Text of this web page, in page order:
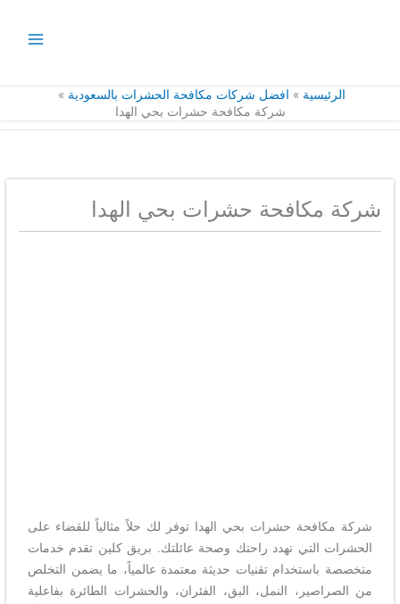
الرئيسية
افضل شركات مكافحة الحشرات بالسعودية
شركة مكافحة حشرات بحي الهدا
شركة مكافحة حشرات بحي الهدا
شركة مكافحة حشرات بحي الهدا توفر لك حلاً مثالياً للقضاء على
الحشرات التي تهدد راحتك وصحة عائلتك. بريق كلين تقدم خدمات
متخصصة باستخدام تقنيات حديثة معتمدة عالمياً، ما يضمن التخلص
من الصراصير، النمل، البق، الفئران، والحشرات الطائرة بفاعلية